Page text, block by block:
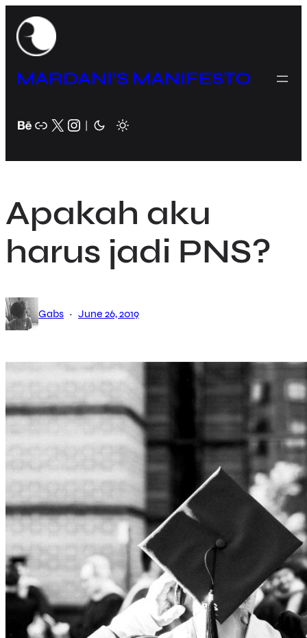
content
MARDANI’S MANIFESTO
Behance Link X Instagram
Apakah aku
harus jadi PNS?
Gabs · June 26, 2019